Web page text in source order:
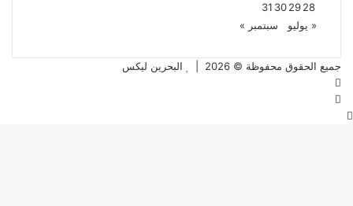
28
29
30
31
« يوليو
سبتمبر »
جميع الحقوق محفوظة © 2026 |
البحرين ليكس